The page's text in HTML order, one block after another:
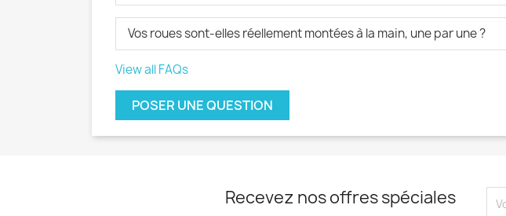
Vos roues sont-elles réellement montées à la main, une par une ?
View all FAQs
POSER UNE QUESTION
Recevez nos offres spéciales